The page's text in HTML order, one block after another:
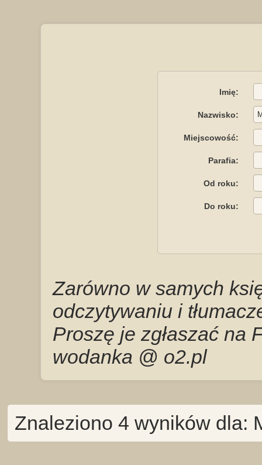
Imię:
Nazwisko:
Miejscowość:
Parafia:
Od roku:
Do roku:
Zarówno w samych
odczytywaniu i
Proszę je zgłaszać na
wodanka @ o2.pl
Znaleziono 4 wyników dla: